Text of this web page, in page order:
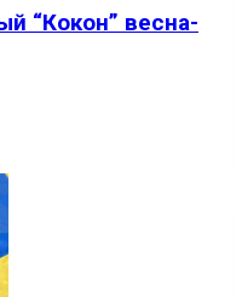
“Кокон” весна-